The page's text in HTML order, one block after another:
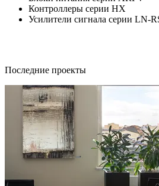
Контроллеры серии HX
Усилители сигнала серии LN-
Последние проекты